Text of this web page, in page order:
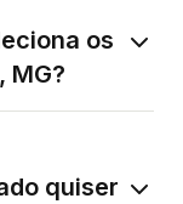
os
MG?
quiser